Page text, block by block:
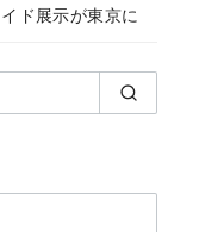
ド展示が東京に